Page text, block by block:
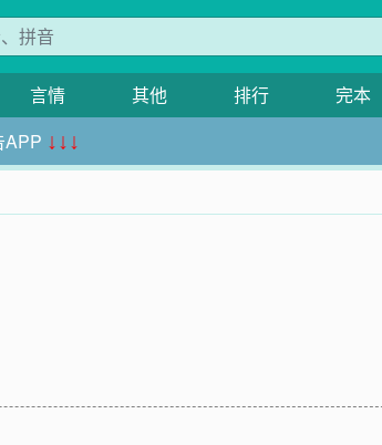
言情 其他 排行 完本
APP ↓↓↓